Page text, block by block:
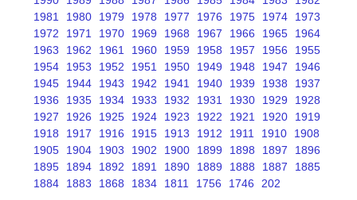
1981
1980 1979 1978 1977 1976 1975 1974
1973
1972
1971 1970 1969 1968 1967 1966 1965
1964
1963
1962 1961 1960 1959 1958 1957 1956
1955
1954
1953 1952 1951 1950 1949 1948 1947
1946
1945
1944 1943 1942 1941 1940 1939 1938
1937
1936
1935 1934 1933 1932 1931 1930 1929
1928
1927
1926 1925 1924 1923 1922 1921 1920
1919
1918
1917 1916 1915 1913 1912 1911 1910
1908
1905
1904 1903 1902 1900 1899 1898 1897
1896
1895
1894 1892 1891 1890 1889 1888 1887
1885
1884
1883 1868 1834 1811 1756 1746 202